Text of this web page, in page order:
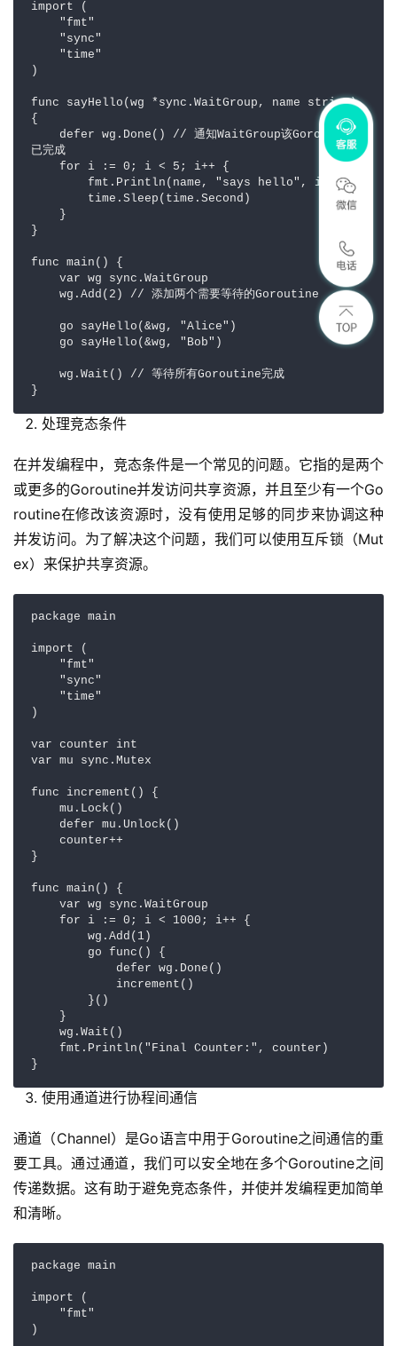
import (
)
func sayHello(wg *sync.WaitGroup, name string)
{
已完成
}
func main() {
}
处理竞态条件
在并发编程中，竞态条件是一个常见的问题。它指的是两个
或更多的Goroutine并发访问共享资源，并且至少有一个Go
routine在修改该资源时，没有使用足够的同步来协调这种
并发访问。为了解决这个问题，我们可以使用互斥锁（Mut
ex）来保护共享资源。
package main
import (
)
var counter int
var mu sync.Mutex
func increment() {
}
func main() {
}
使用通道进行协程间通信
通道（Channel）是Go语言中用于Goroutine之间通信的重
要工具。通过通道，我们可以安全地在多个Goroutine之间
传递数据。这有助于避免竞态条件，并使并发编程更加简单
和清晰。
package main
import (
)